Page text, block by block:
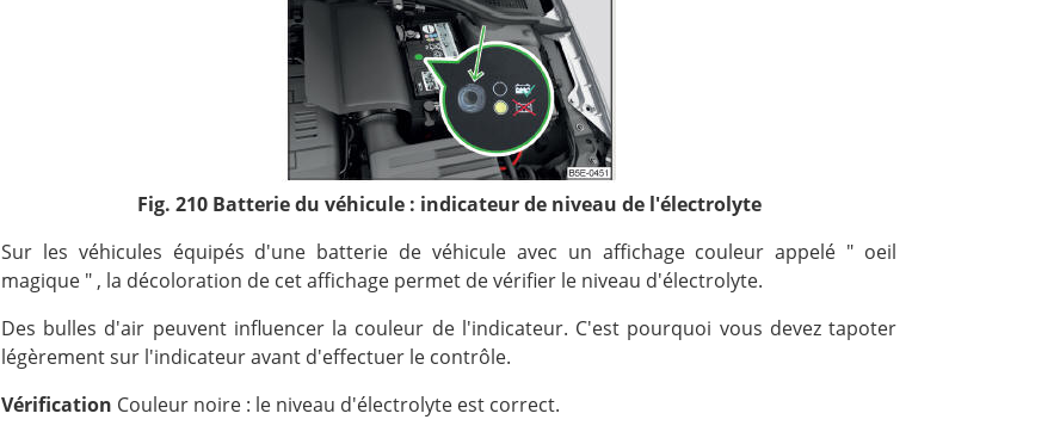
Fig. 210 Batterie du véhicule : indicateur de niveau de l'électrolyte
Sur les véhicules équipés d'une batterie de véhicule avec un affichage couleur appelé " oeil
magique " , la décoloration de cet affichage permet de vérifier le niveau d'électrolyte.
Des bulles d'air peuvent influencer la couleur de l'indicateur. C'est pourquoi vous devez tapoter
légèrement sur l'indicateur avant d'effectuer le contrôle.
Vérification Couleur noire : le niveau d'électrolyte est correct.